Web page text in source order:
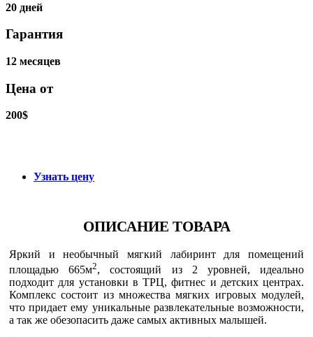
20 дней
Гарантия
12 месяцев
Цена от
200$
Узнать цену
ОПИСАНИЕ ТОВАРА
Яркий и необычный мягкий лабиринт для помещений
площадью 665м2, состоящий из 2 уровней, идеально
подходит для установки в ТРЦ, фитнес и детских центрах.
Комплекс состоит из множества мягких игровых модулей,
что придает ему уникальные развлекательные возможности,
а так же обезопасить даже самых активных малышей.